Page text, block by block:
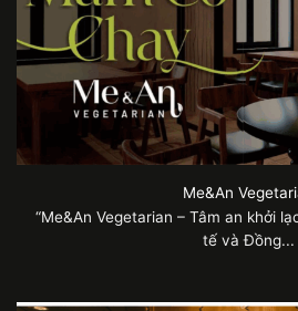
Me&An
“Me&An Vegetarian – Tâm an khởi
tế và Đồng...